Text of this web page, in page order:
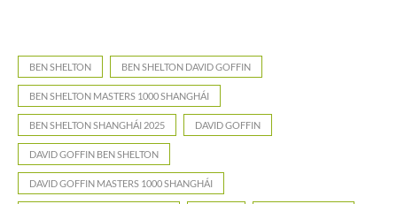
BEN SHELTON BEN SHELTON DAVID GOFFIN
BEN SHELTON MASTERS 1000 SHANGHÁI
BEN SHELTON SHANGHÁI 2025 DAVID GOFFIN
DAVID GOFFIN BEN SHELTON
DAVID GOFFIN MASTERS 1000 SHANGHÁI